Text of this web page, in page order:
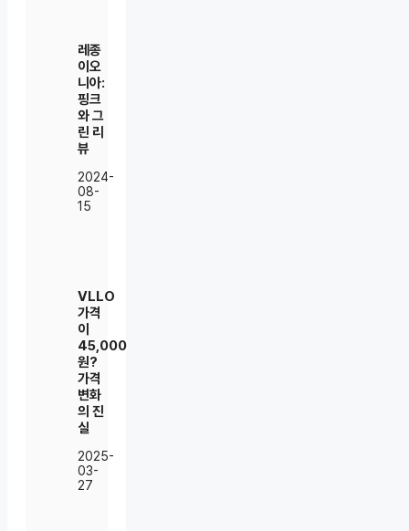
레종
이오
니아:
핑크
와 그
린 리
뷰
2024-
08-
15
VLLO
가격
이
45,000
원?
가격
변화
의 진
실
2025-
03-
27